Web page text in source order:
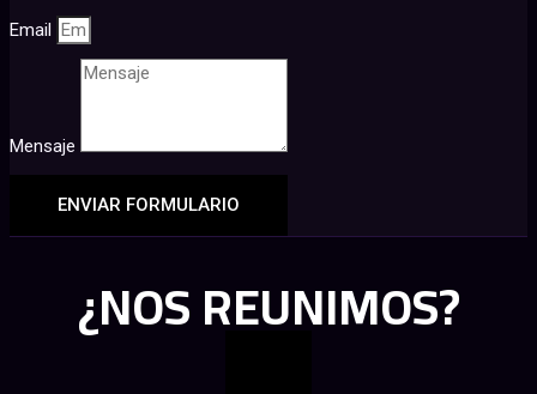
Email
Mensaje
ENVIAR FORMULARIO
¿NOS REUNIMOS?